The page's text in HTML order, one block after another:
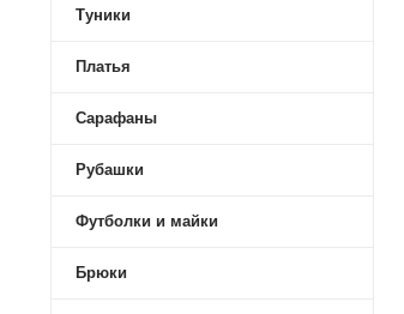
Туники
Платья
Сарафаны
Рубашки
Футболки и майки
Брюки